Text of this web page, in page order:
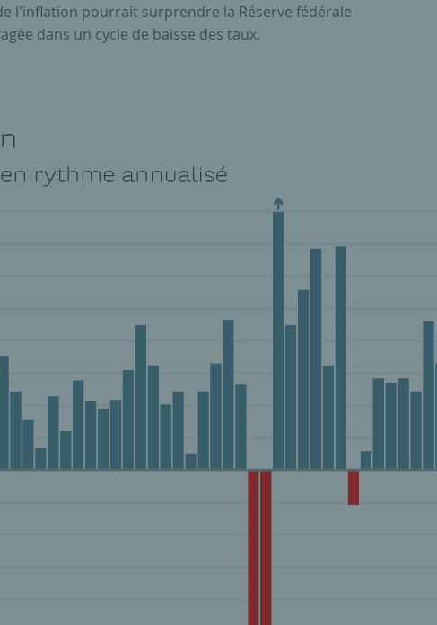
l'inflation pourrait surprendre la Réserve fédérale
dans un cycle de baisse des taux.